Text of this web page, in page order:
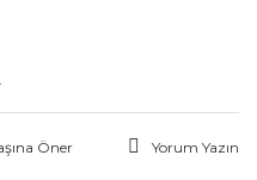
Öner Yorum Yazın